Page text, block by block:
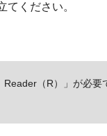
ください。
（R）」が必要